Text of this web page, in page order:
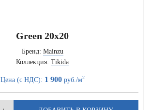
Green 20x20
Бренд: Mainzu
Коллекция: Tikida
Цена (с НДС): 1 900руб./м2